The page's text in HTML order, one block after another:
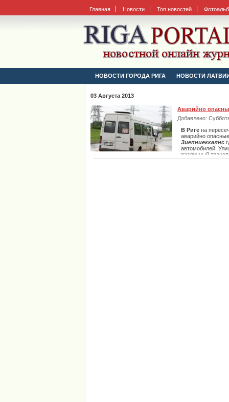
Главная Новости Топ новостей
НОВОСТИ ГОРОДА РИГА НОВОСТИ
03 Августа 2013
Аварийно
Добавлено:
В Риге на
аварийно
Зиепниеккалнс
автомобилей.
различный
пересечение